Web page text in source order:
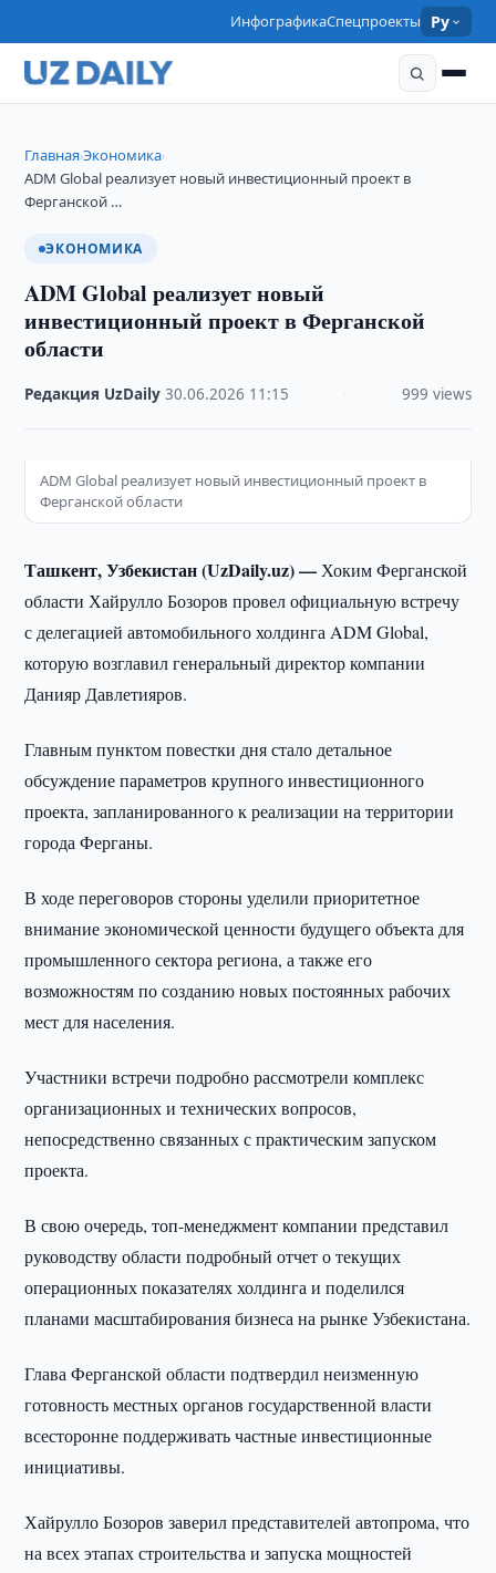
ИнфографикаСпецпроекты Ру
Главная›Экономика›
ADM Global реализует новый инвестиционный проект в
Ферганской …
ЭКОНОМИКА
ADM Global реализует новый
инвестиционный проект в Ферганской
области
Редакция UzDaily ·30.06.2026 11:15 999 views
ADM Global реализует новый инвестиционный проект в
Ферганской области
Ташкент, Узбекистан (UzDaily.uz) —Хоким Ферганской
области Хайрулло Бозоров провел официальную встречу
с делегацией автомобильного холдинга ADM Global,
которую возглавил генеральный директор компании
Данияр Давлетияров.
Главным пунктом повестки дня стало детальное
обсуждение параметров крупного инвестиционного
проекта, запланированного к реализации на территории
города Ферганы.
В ходе переговоров стороны уделили приоритетное
внимание экономической ценности будущего объекта для
промышленного сектора региона, а также его
возможностям по созданию новых постоянных рабочих
мест для населения.
Участники встречи подробно рассмотрели комплекс
организационных и технических вопросов,
непосредственно связанных с практическим запуском
проекта.
В свою очередь, топ-менеджмент компании представил
руководству области подробный отчет о текущих
операционных показателях холдинга и поделился
планами масштабирования бизнеса на рынке Узбекистана.
Глава Ферганской области подтвердил неизменную
готовность местных органов государственной власти
всесторонне поддерживать частные инвестиционные
инициативы.
Хайрулло Бозоров заверил представителей автопрома, что
на всех этапах строительства и запуска мощностей